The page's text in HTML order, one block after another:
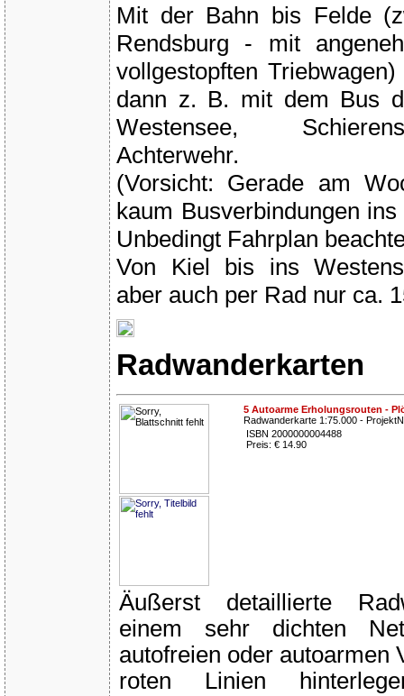
Mit der Bahn bis Felde
Rendsburg - mit
vollgestopften
dann z. B. mit dem Bus
Westensee,
Achterwehr.
(Vorsicht: Gerade am
kaum Busverbindungen
Unbedingt Fahrplan
Von Kiel bis ins
aber auch per Rad nur ca.
Radwanderkarten
5 Autoarme Erholungsrouten -
Radwanderkarte 1:75.000 -
ISBN 2000000004488
Preis: € 14.90
Äußerst detaillierte
einem sehr dichten
autofreien oder autoarmen
roten Linien